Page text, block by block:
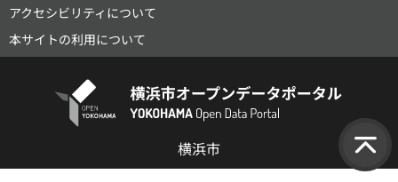
アクセシビリティについて
本サイトの利用について
横浜市